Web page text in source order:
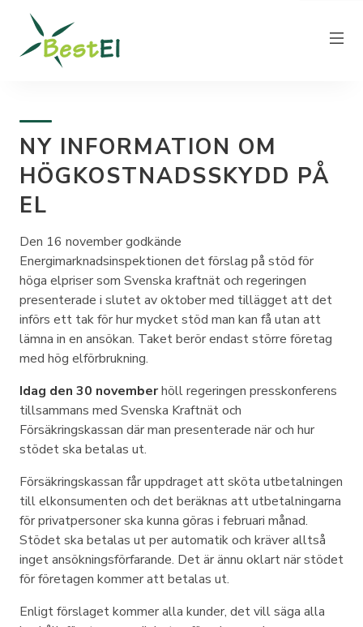
NYHETER
OM OSS
VÅRA ELPRISER
PRODUCERA EL
FAKTURAINFORMATION
KONTAKT
NY INFORMATION OM
HÖGKOSTNADSSKYDD PÅ
EL
Den 16 november godkände
Energimarknadsinspektionen det förslag på stöd för
höga elpriser som Svenska kraftnät och regeringen
presenterade i slutet av oktober med tillägget att det
införs ett tak för hur mycket stöd man kan få utan att
lämna in en ansökan. Taket berör endast större företag
med hög elförbrukning.
Idag den 30 novemberhöll regeringen presskonferens
tillsammans med Svenska Kraftnät och
Försäkringskassan där man presenterade när och hur
stödet ska betalas ut.
Försäkringskassan får uppdraget att sköta utbetalningen
till elkonsumenten och det beräknas att utbetalningarna
för privatpersoner ska kunna göras i februari månad.
Stödet ska betalas ut per automatik och kräver alltså
inget ansökningsförfarande. Det är ännu oklart när stödet
för företagen kommer att betalas ut.
Enligt förslaget kommer alla kunder, det vill säga alla